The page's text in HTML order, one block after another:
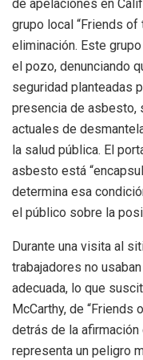
de apelaciones en
grupo local “Friends of
eliminación. Este
el pozo, denunciando
seguridad planteadas
presencia de asbesto,
actuales de
la salud pública. El
asbesto está
determina esa
el público sobre la
Durante una visita al
trabajadores no
adecuada, lo que
McCarthy, de “Friends
detrás de la
representa un peligro